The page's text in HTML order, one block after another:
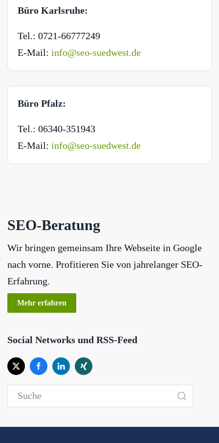
Büro Karlsruhe:
Tel.: 0721-66777249
E-Mail: info@seo-suedwest.de
Büro Pfalz:
Tel.: 06340-351943
E-Mail: info@seo-suedwest.de
SEO-Beratung
Wir bringen gemeinsam Ihre Webseite in Google
nach vorne. Profitieren Sie von jahrelanger SEO-
Erfahrung.
Mehr erfahren
Social Networks und RSS-Feed